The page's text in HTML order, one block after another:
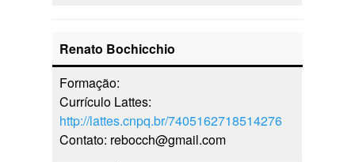
Renato Bochicchio
Formação:
Currículo Lattes:
http://lattes.cnpq.br/7405162718514276
Contato: rebocch@gmail.com